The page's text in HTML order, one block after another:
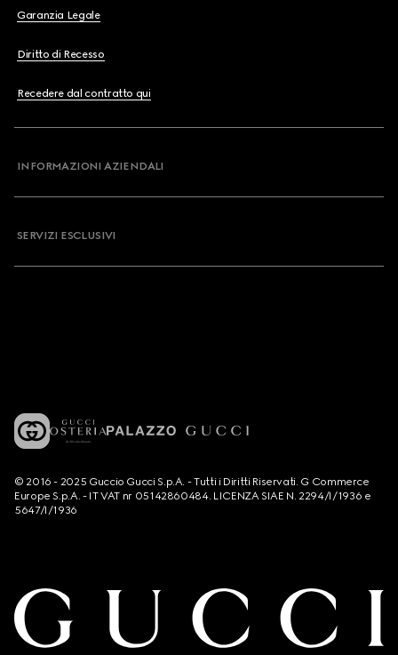
Garanzia Legale
Diritto di Recesso
Recedere dal contratto qui
INFORMAZIONI AZIENDALI
SERVIZI ESCLUSIVI
© 2016 - 2025 Guccio Gucci S.p.A. - Tutti i Diritti Riservati. G Commerce
Europe S.p.A. - IT VAT nr 05142860484. LICENZA SIAE N. 2294/I/1936 e
5647/I/1936